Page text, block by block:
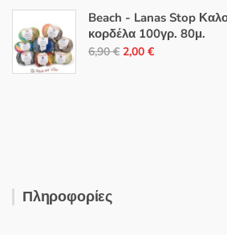
was:
3,90 €.
τιμή
είναι:
Beach - Lanas Stop
κορδέλα 100γρ. 80μ.
6,90€ Original
2,00 €Η
Πληροφορίες